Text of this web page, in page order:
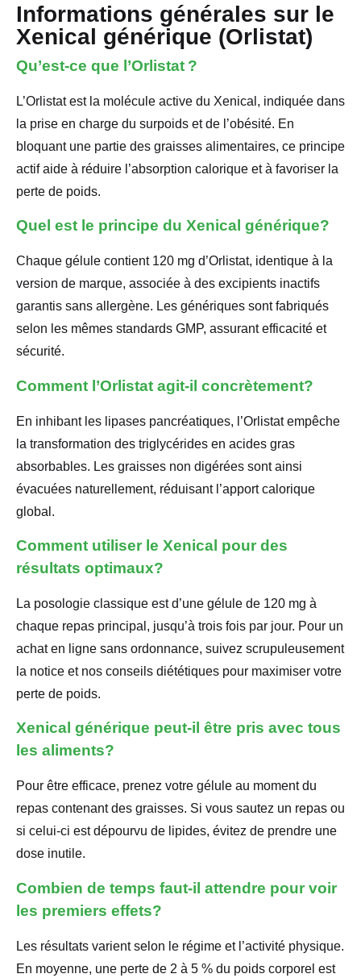
Informations générales sur le
Xenical générique (Orlistat)
Qu’est-ce que l’Orlistat ?
L’Orlistat est la molécule active du Xenical, indiquée dans
la prise en charge du surpoids et de l’obésité. En
bloquant une partie des graisses alimentaires, ce principe
actif aide à réduire l’absorption calorique et à favoriser la
perte de poids.
Quel est le principe du Xenical générique?
Chaque gélule contient 120 mg d’Orlistat, identique à la
version de marque, associée à des excipients inactifs
garantis sans allergène. Les génériques sont fabriqués
selon les mêmes standards GMP, assurant efficacité et
sécurité.
Comment l’Orlistat agit-il concrètement?
En inhibant les lipases pancréatiques, l’Orlistat empêche
la transformation des triglycérides en acides gras
absorbables. Les graisses non digérées sont ainsi
évacuées naturellement, réduisant l’apport calorique
global.
Comment utiliser le Xenical pour des
résultats optimaux?
La posologie classique est d’une gélule de 120 mg à
chaque repas principal, jusqu’à trois fois par jour. Pour un
achat en ligne sans ordonnance, suivez scrupuleusement
la notice et nos conseils diététiques pour maximiser votre
perte de poids.
Xenical générique peut-il être pris avec tous
les aliments?
Pour être efficace, prenez votre gélule au moment du
repas contenant des graisses. Si vous sautez un repas ou
si celui-ci est dépourvu de lipides, évitez de prendre une
dose inutile.
Combien de temps faut-il attendre pour voir
les premiers effets?
Les résultats varient selon le régime et l’activité physique.
En moyenne, une perte de 2 à 5 % du poids corporel est